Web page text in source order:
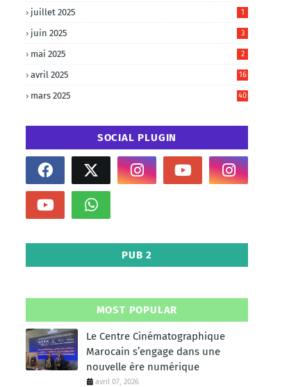
juillet 2025 1
juin 2025 3
mai 2025 2
avril 2025 16
mars 2025 40
SOCIAL PLUGIN
PUB 2
MOST POPULAR
Le Centre Cinématographique
Marocain s’engage dans une
nouvelle ère numérique
avril 07, 2026